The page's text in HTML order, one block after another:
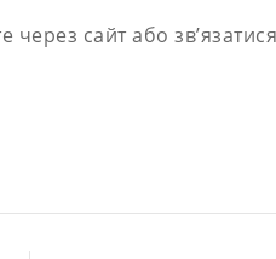
сайт або